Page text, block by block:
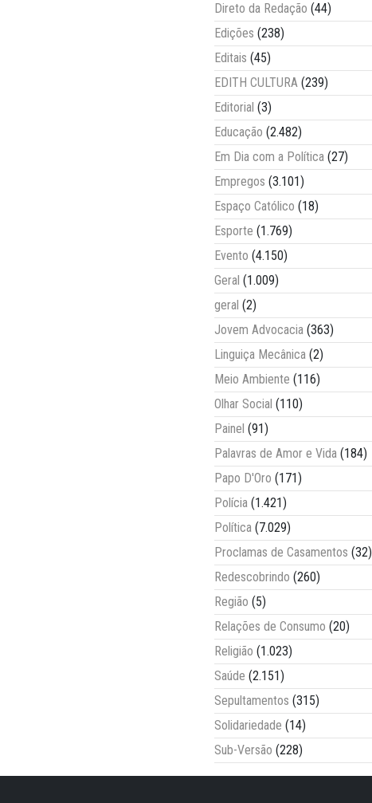
Direto da Redação (44)
Edições (238)
Editais (45)
EDITH CULTURA (239)
Editorial (3)
Educação (2.482)
Em Dia com a Política (27)
Empregos (3.101)
Espaço Católico (18)
Esporte (1.769)
Evento (4.150)
Geral (1.009)
geral (2)
Jovem Advocacia (363)
Linguiça Mecânica (2)
Meio Ambiente (116)
Olhar Social (110)
Painel (91)
Palavras de Amor e Vida (184)
Papo D'Oro (171)
Polícia (1.421)
Política (7.029)
Proclamas de Casamentos (32)
Redescobrindo (260)
Região (5)
Relações de Consumo (20)
Religião (1.023)
Saúde (2.151)
Sepultamentos (315)
Solidariedade (14)
Sub-Versão (228)